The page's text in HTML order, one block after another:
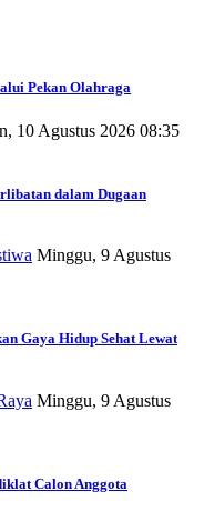
Pekan Olahraga
10 Agustus 2026 08:35
dalam Dugaan
Minggu, 9 Agustus
Gaya Hidup Sehat Lewat
Minggu, 9 Agustus
Calon Anggota